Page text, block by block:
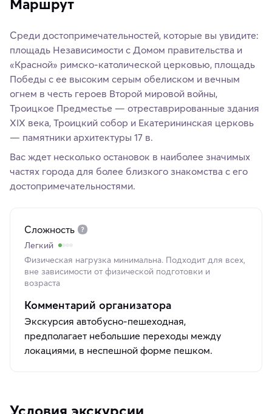
Маршрут
Среди достопримечательностей, которые вы увидите:
площадь Независимости с Домом правительства и
«Красной» римско-католической церковью, площадь
Победы с ее высоким серым обелиском и вечным
огнем в честь героев Второй мировой войны,
Троицкое Предместье — отреставрированные здания
XIX века, Троицкий собор и Екатерининская церковь
— памятники архитектуры 17 в.
Вас ждет несколько остановок в наиболее значимых
частях города для более близкого знакомства с его
достопримечательностями.
Сложность
Легкий
Физическая нагрузка минимальна. Подходит для всех,
вне зависимости от физической подготовки и
возраста
Комментарий организатора
Экскурсия автобусно-пешеходная,
предполагает небольшие переходы между
локациями, в неспешной форме пешком.